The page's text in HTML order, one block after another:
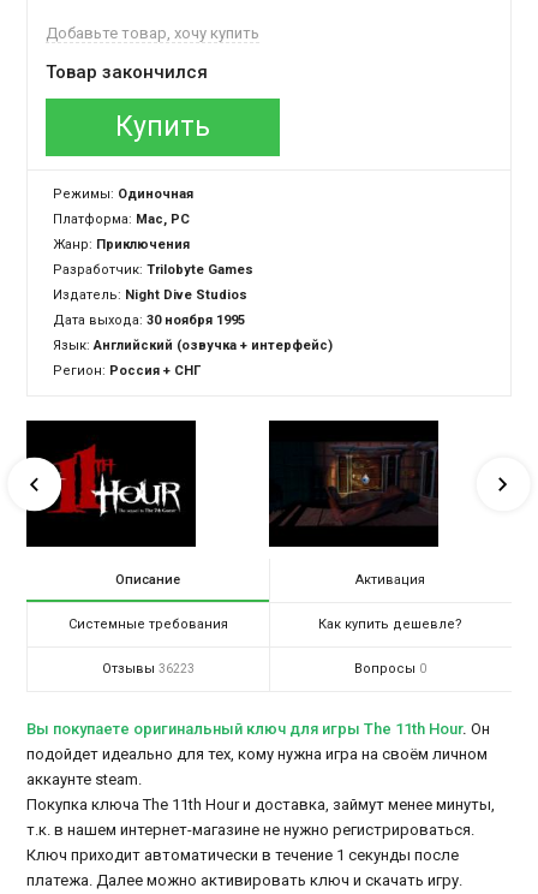
Добавьте товар, хочу купить
Товар закончился
Купить
Режимы: Одиночная
Платформа: Mac, PC
Жанр: Приключения
Разработчик:Trilobyte Games
Издатель: Night Dive Studios
Дата выхода: 30 ноября 1995
Язык:Английский (озвучка + интерфейс)
Регион: Россия + СНГ
Описание Активация
Системные требования Как купить дешевле?
Отзывы 36223 Вопросы 0
Вы покупаете оригинальный ключ для игры The 11th Hour. Он
подойдет идеально для тех, кому нужна игра на своём личном
аккаунте steam.
Покупка ключа The 11th Hour и доставка, займут менее минуты,
т.к. в нашем интернет-магазине не нужно регистрироваться.
Ключ приходит автоматически в течение 1 секунды после
платежа. Далее можно активировать ключ и скачать игру.